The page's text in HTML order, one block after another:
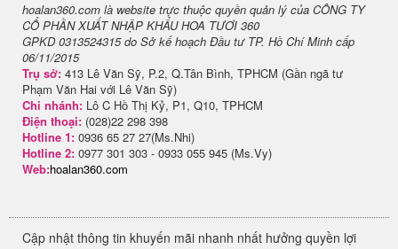
hoalan360.com là website trực thuộc quyền quản lý của CÔNG TY
CỔ PHẦN XUẤT NHẬP KHẨU HOA TƯƠI 360
GPKD 0313524315 do Sở kế hoạch Đầu tư TP. Hồ Chí Minh cấp
06/11/2015
Trụ sở: 413 Lê Văn Sỹ, P.2, Q.Tân Bình, TPHCM (Gần ngã tư
Phạm Văn Hai với Lê Văn Sỹ)
Chi nhánh: Lô C Hồ Thị Kỷ, P1, Q10, TPHCM
Điện thoại: (028)22 298 398
Hotline 1: 0936 65 27 27(Ms.Nhi)
Hotline 2: 0977 301 303 - 0933 055 945 (Ms.Vy)
Web:hoalan360.com
Cập nhật thông tin khuyến mãi nhanh nhất hưởng quyền lợi